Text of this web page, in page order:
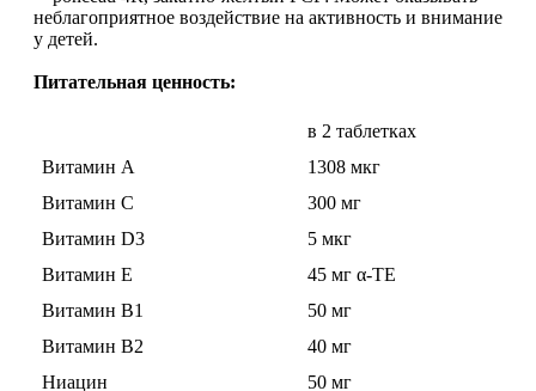
BCAA в таблетках и капсулах
Креатин
Изотоники
Бета-аланин
Комплексы аминокислот
неблагоприятное воздействие на активность и внимание
у детей.
Питательная ценность:
в 2 таблетках
Витамин А
1308 мкг
Витамин С
300 мг
Витамин D3
5 мкг
Витамин Е
45 мг α-TE
Витамин В1
50 мг
Витамин В2
40 мг
Ниацин
50 мг